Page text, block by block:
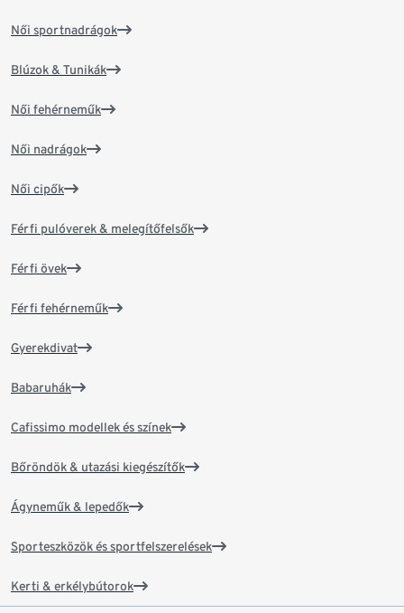
Női sportnadrágok
Blúzok & Tunikák
Női fehérneműk
Női nadrágok
Női cipők
Férfi pulóverek & melegítőfelsők
Férfi övek
Férfi fehérneműk
Gyerekdivat
Babaruhák
Cafissimo modellek és színek
Bőröndök & utazási kiegészítők
Ágyneműk & lepedők
Sporteszközök és sportfelszerelések
Kerti & erkélybútorok